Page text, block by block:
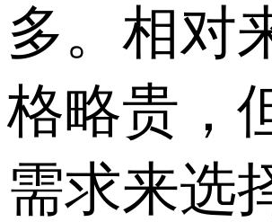
多。相对
格略贵，
需求来选